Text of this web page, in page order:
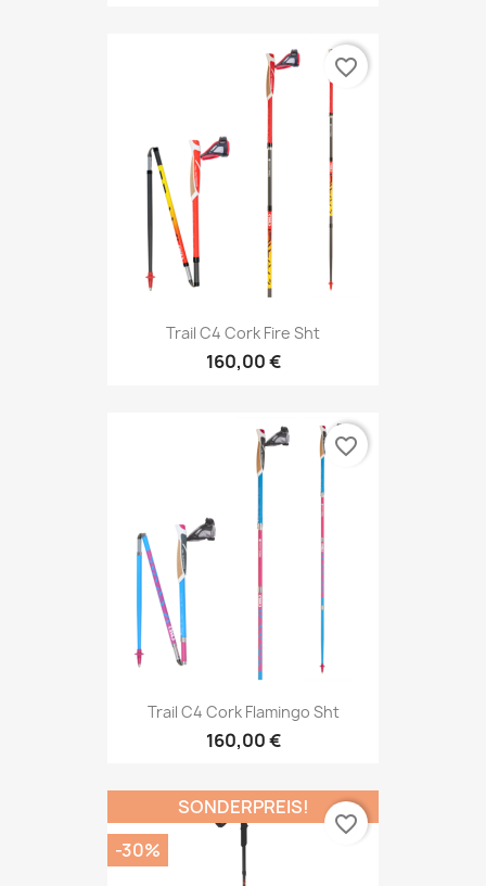
Trail C4 Cork Fire Sht
160,00 €
favorite_border
Trail C4 Cork Flamingo Sht
160,00 €
favorite_border
SONDERPREIS!
-30%
favorite_border